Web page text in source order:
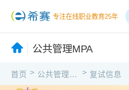
专注在线职业教育25年
公共管理MPA
首页 > 公共管理MPA > 复试信息